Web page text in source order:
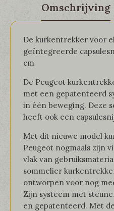
Omschrijving
De kurkentrekker voor
geïntegreerde
cm
De Peugeot
met een gepatenteerd
in één beweging. Deze
heeft ook een
Met dit nieuwe model
Peugeot nogmaals zijn
vlak van
sommelier
ontworpen voor nog
Zijn systeem met
en gepatenteerd. Met